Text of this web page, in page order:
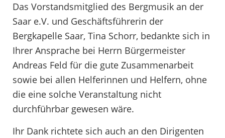
Das Vorstandsmitglied des Bergmusik an der
Saar e.V. und Geschäftsführerin der
Bergkapelle Saar, Tina Schorr, bedankte sich in
Ihrer Ansprache bei Herrn Bürgermeister
Andreas Feld für die gute Zusammenarbeit
sowie bei allen Helferinnen und Helfern, ohne
die eine solche Veranstaltung nicht
durchführbar gewesen wäre.
Ihr Dank richtete sich auch an den Dirigenten